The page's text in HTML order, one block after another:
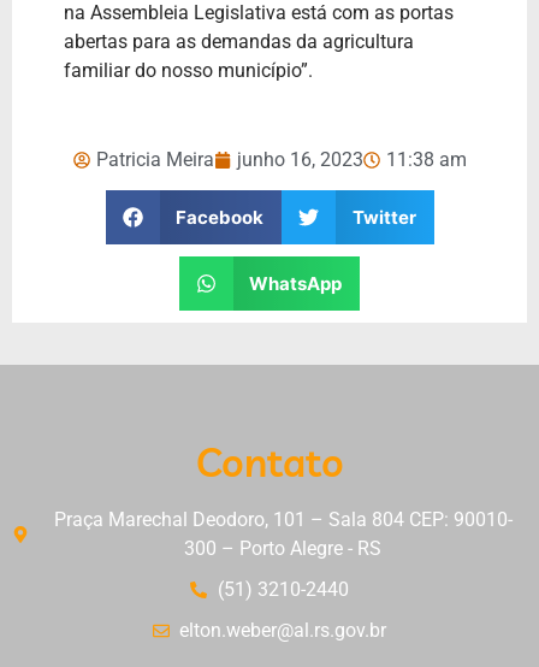
na Assembleia Legislativa está com as portas
abertas para as demandas da agricultura
familiar do nosso município”.
Patricia Meira junho 16, 2023 11:38 am
Facebook Twitter
WhatsApp
Contato
Praça Marechal Deodoro, 101 – Sala 804 CEP: 90010-
300 – Porto Alegre - RS
(51) 3210-2440
elton.weber@al.rs.gov.br